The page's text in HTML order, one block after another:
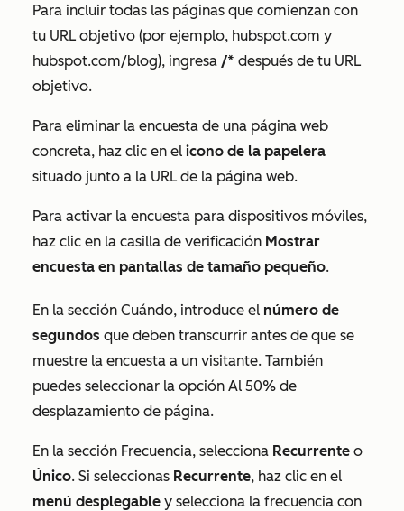
Para incluir todas las páginas que comienzan con
tu URL objetivo (por ejemplo, hubspot.com y
hubspot.com/blog), ingresa /* después de tu URL
objetivo.
Para eliminar la encuesta de una página web
concreta, haz clic en el icono de la papelera
situado junto a la URL de la página web.
Para activar la encuesta para dispositivos móviles,
haz clic en la casilla de verificación Mostrar
encuesta en pantallas de tamaño pequeño.
En la sección Cuándo, introduce el número de
segundos que deben transcurrir antes de que se
muestre la encuesta a un visitante. También
puedes seleccionar la opción Al 50% de
desplazamiento de página.
En la sección Frecuencia, selecciona Recurrente o
Único. Si seleccionas Recurrente, haz clic en el
menú desplegable y selecciona la frecuencia con